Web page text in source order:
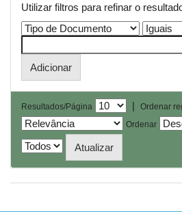
Utilizar filtros para refinar o
Resultados/Página |
Ordenar
Ordenar